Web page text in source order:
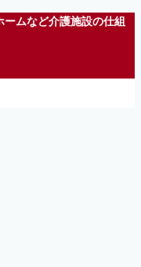
ムなど介護施設の仕組